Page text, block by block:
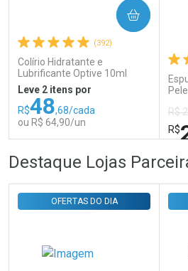
Comprar sem Desconto
Por R$ 31,35/cada
Comprar sem Desconto
Por R$ 31,35/cada
(392)
Colírio Hidratante e
Lubrificante Optive 10ml
Leve 2 itens por
R$48,68/cada
ou R$ 64,90/un
COMPRAR
FECHAR
Laboratório
FECHAR
Por Menos
R$
R$
Destaque Lojas
OFERTAS DO DIA